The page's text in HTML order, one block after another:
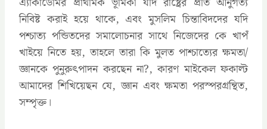
নিবিষ্ট করাই হয়ে থাকে, এবং মুসলিম চিন্তাবিদদের যদি
পশ্চাত্য পন্ডিতদের সমালোচনার সাথে নিজেদের কে খাপঁ
খাইয়ে নিতে হয়, তাহলে তারা কি মুলত পাশ্চাত্যের ক্ষমতা/
জ্ঞানকে পুনুরুৎপাদন করছেন না?, কারণ মাইকেল ফকাল্ট
আমাদের শিখিয়েছন যে, জ্ঞান এবং ক্ষমতা পরস্পরগ্রন্থিত,
সম্পৃক্ত।